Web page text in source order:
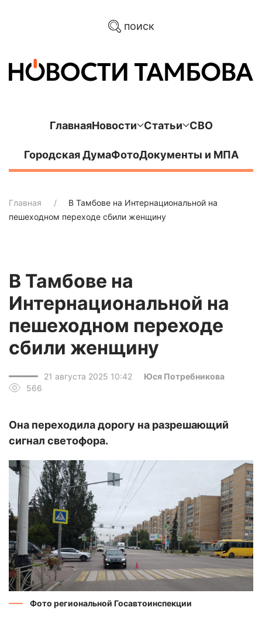
поиск
ГлавнаяНовости Статьи СВО
Городская ДумаФотоДокументы и МПА
Главная
В Тамбове на Интернациональной на
пешеходном переходе сбили женщину
В Тамбове на
Интернациональной на
пешеходном переходе
сбили женщину
21 августа 2025 10:42
Юся Потребникова
566
Она переходила дорогу на разрешающий
сигнал светофора.
Фото региональной Госавтоинспекции